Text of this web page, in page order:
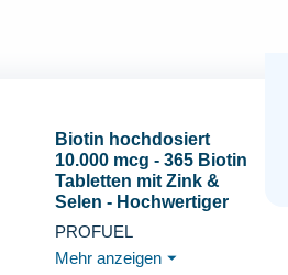
Biotin hochdosiert
10.000 mcg - 365 Biotin
Tabletten mit Zink &
Selen - Hochwertiger
Komplex für
Haarwuchs, Haut &
Nägel - laborgeprüft mit
PROFUEL
Mehr anzeigen ⏷